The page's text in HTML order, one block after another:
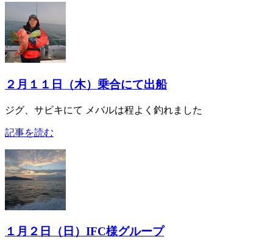
２月１１日（木）乗合にて出船
ジグ、サビキにて メバルは程よく釣れました
記事を読む
１月２日（日）IFC様グループ